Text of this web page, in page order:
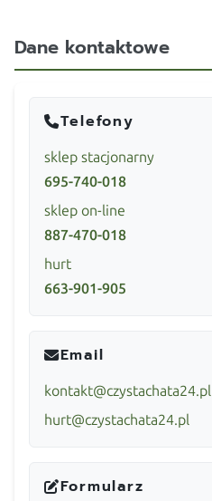
Dane kontaktowe
Telefony
sklep stacjonarny
695-740-018
sklep on-line
887-470-018
hurt
663-901-905
Email
kontakt@czystachata24.pl
hurt@czystachata24.pl
Formularz